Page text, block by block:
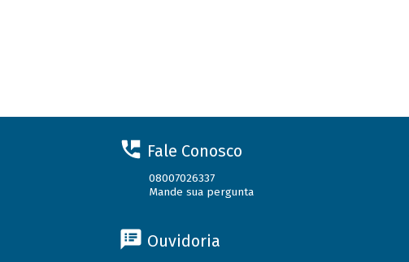
Fale Conosco
08007026337
Mande sua pergunta
Ouvidoria